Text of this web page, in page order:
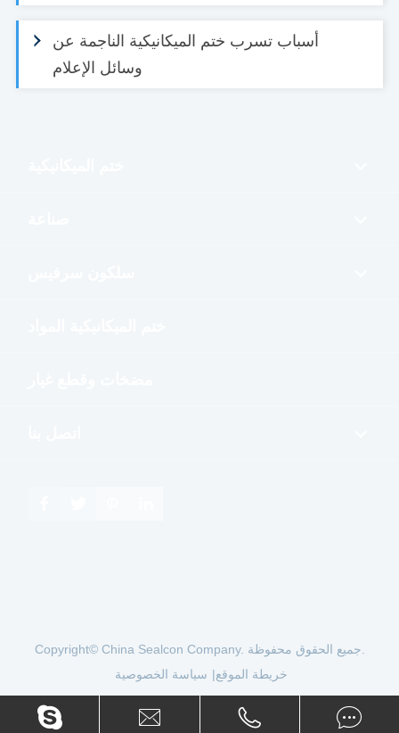
أسباب تسرب ختم الميكانيكية الناجمة عن
وسائل الإعلام
Copyright© China Sealcon Company.
خريطة الموقع| سياسة الخصوصية
   